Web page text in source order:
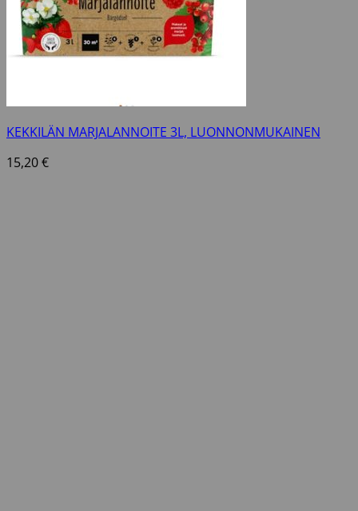
KEKKILÄN MARJALANNOITE 3L, LUONNONMUKAINEN
15,20€